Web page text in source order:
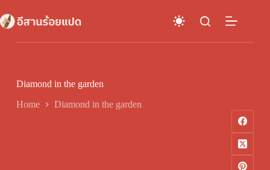
to
content
Diamond in the garden
Home Diamond in the garden